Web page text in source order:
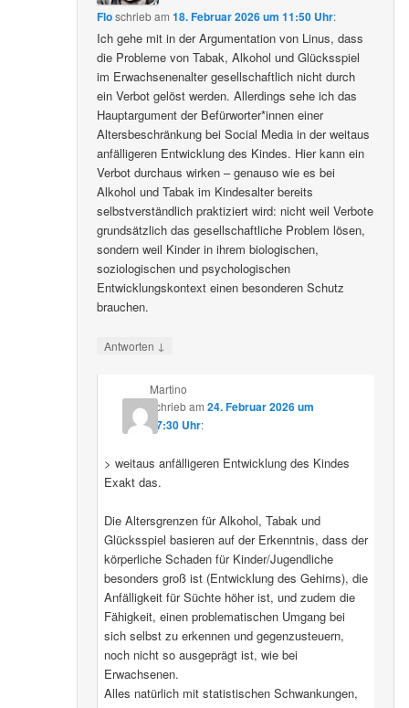
Floschriebam18. Februar 2026 um 11:50 Uhr:
Ich gehe mit in der Argumentation von Linus, dass
die Probleme von Tabak, Alkohol und Glücksspiel
im Erwachsenenalter gesellschaftlich nicht durch
ein Verbot gelöst werden. Allerdings sehe ich das
Hauptargument der Befürworter*innen einer
Altersbeschränkung bei Social Media in der weitaus
anfälligeren Entwicklung des Kindes. Hier kann ein
Verbot durchaus wirken – genauso wie es bei
Alkohol und Tabak im Kindesalter bereits
selbstverständlich praktiziert wird: nicht weil Verbote
grundsätzlich das gesellschaftliche Problem lösen,
sondern weil Kinder in ihrem biologischen,
soziologischen und psychologischen
Entwicklungskontext einen besonderen Schutz
brauchen.
Antworten ↓
Martino
schriebam 24. Februar 2026 um
07:30 Uhr:
> weitaus anfälligeren Entwicklung des Kindes
Exakt das.
Die Altersgrenzen für Alkohol, Tabak und
Glücksspiel basieren auf der Erkenntnis, dass der
körperliche Schaden für Kinder/Jugendliche
besonders groß ist (Entwicklung des Gehirns), die
Anfälligkeit für Süchte höher ist, und zudem die
Fähigkeit, einen problematischen Umgang bei
sich selbst zu erkennen und gegenzusteuern,
noch nicht so ausgeprägt ist, wie bei
Erwachsenen.
Alles natürlich mit statistischen Schwankungen,